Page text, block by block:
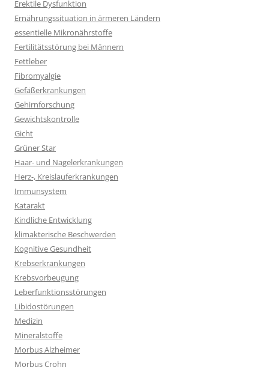
Erektile Dysfunktion
Ernährungssituation in ärmeren Ländern
essentielle Mikronährstoffe
Fertilitätsstörung bei Männern
Fettleber
Fibromyalgie
Gefäßerkrankungen
Gehirnforschung
Gewichtskontrolle
Gicht
Grüner Star
Haar- und Nagelerkrankungen
Herz-, Kreislauferkrankungen
Immunsystem
Katarakt
Kindliche Entwicklung
klimakterische Beschwerden
Kognitive Gesundheit
Krebserkrankungen
Krebsvorbeugung
Leberfunktionsstörungen
Libidostörungen
Medizin
Mineralstoffe
Morbus Alzheimer
Morbus Crohn